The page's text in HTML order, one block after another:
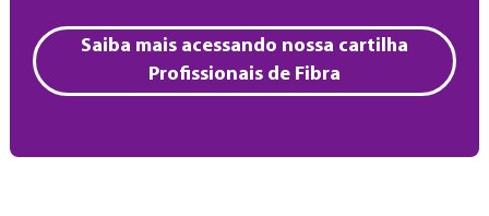
Saiba mais acessando nossa cartilha
Profissionais de Fibra